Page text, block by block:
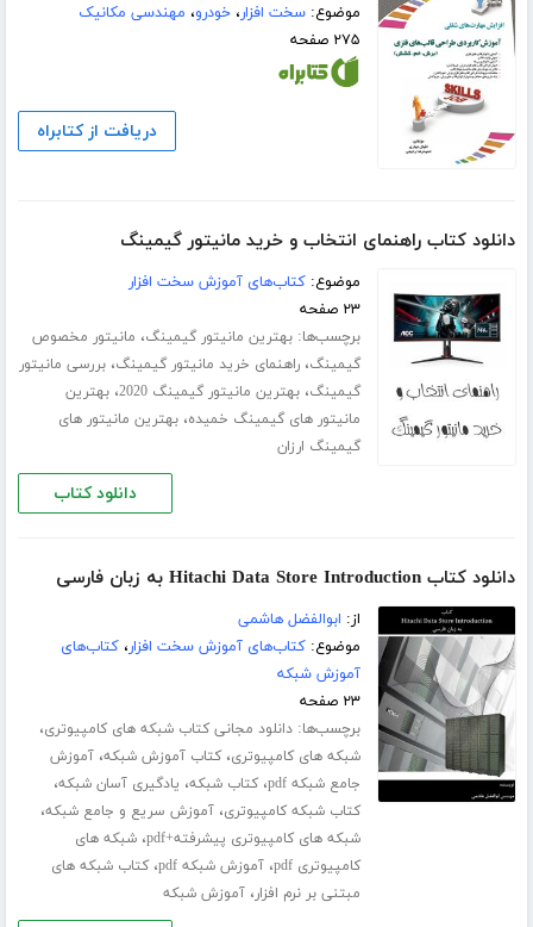
موضوع:سخت افزار،خودرو، مهندسی مکانیک
۲۷۵ صفحه
دریافت از کتابراه
دانلود کتاب راهنمای انتخاب و خرید مانیتور گیمینگ
موضوع:کتاب‌های آموزش سخت افزار
۲۳ صفحه
برچسب‌ها:بهترین مانیتور گیمینگ، مانیتور مخصوص
گیمینگ،راهنمای خرید مانیتور گیمینگ،بررسی مانیتور
گیمینگ،بهترین مانیتور گیمینگ 2020 ،بهترین
مانیتور های گیمینگ خمیده،بهترین مانیتور های
گیمینگ ارزان
دانلود کتاب
دانلود کتاب Hitachi Data Store Introduction به زبان فارسی
از: ابوالفضل هاشمی
موضوع:کتاب‌های آموزش سخت افزار،کتاب‌های
آموزش شبکه
۲۳ صفحه
برچسب‌ها:دانلود مجانی کتاب شبکه های کامپیوتری،
شبکه های کامپیوتری،کتاب آموزش شبکه،آموزش
جامع شبکه pdf
،کتاب شبکه، یادگیری آسان شبکه،
کتاب شبکه کامپیوتری،آموزش سریع و جامع شبکه،
شبکه های کامپیوتری پیشرفته+pdf ،شبکه های
کامپیوتری pdf
،آموزش شبکه pdf ،کتاب شبکه های
مبتنی بر نرم افزار،آموزش شبکه